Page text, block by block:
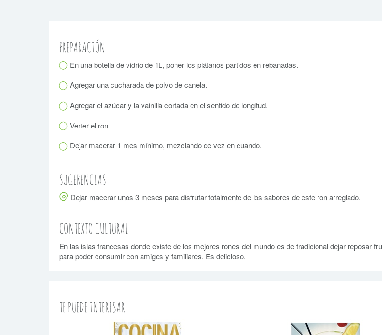
PREPARACIÓN
En una botella de vidrio de 1L, poner los plátanos partidos en rebanadas.
Agregar una cucharada de polvo de canela.
Agregar el azúcar y la vainilla cortada en el sentido de longitud.
Verter el ron.
Dejar macerar 1 mes mínimo, mezclando de vez en cuando.
SUGERENCIAS
Dejar macerar unos 3 meses para disfrutar totalmente de los sabores de este ron arreglado.
CONTEXTO CULTURAL
En las islas francesas donde existe de los mejores rones del mundo es de tradicional dejar reposar
para poder consumir con amigos y familiares. Es delicioso.
TE PUEDE INTERESAR